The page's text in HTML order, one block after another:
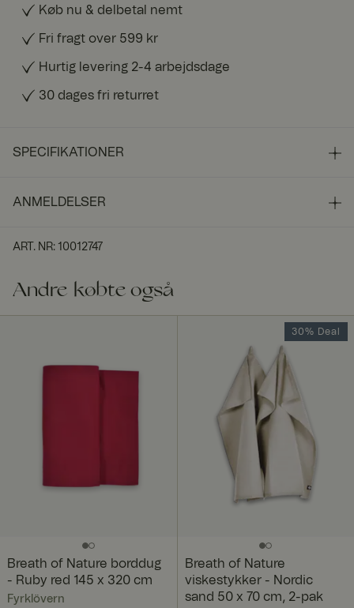
Køb nu & delbetal nemt
Fri fragt over 599 kr
Hurtig levering 2-4 arbejdsdage
30 dages fri returret
SPECIFIKATIONER
ANMELDELSER
ART. NR: 10012747
Andre købte også
Breath of Nature borddug
- Ruby red 145 x 320 cm
Fyrklövern
30% Deal
Breath of Nature
viskestykker - Nordic
sand 50 x 70 cm, 2-pak